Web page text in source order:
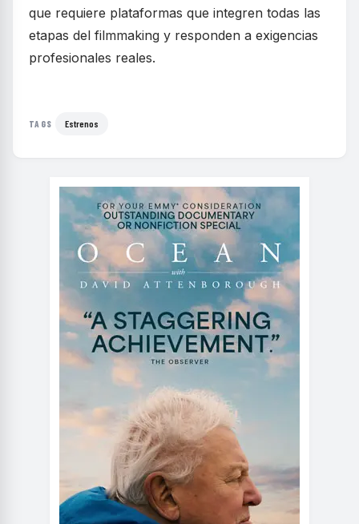
que requiere plataformas que integren todas las
etapas del filmmaking y responden a exigencias
profesionales reales.
TAGS Estrenos